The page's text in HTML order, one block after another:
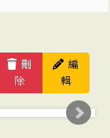
刪
除
編
輯